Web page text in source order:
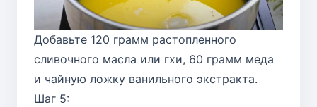
Добавьте 120 грамм растопленного
сливочного масла или гхи, 60 грамм меда
и чайную ложку ванильного экстракта.
Шаг 5: